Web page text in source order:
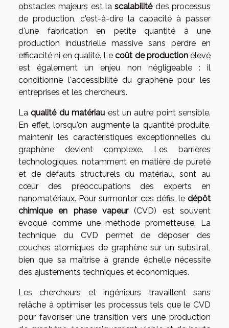
obstacles majeurs est lascalabilitédes processus
de production, c'est-à-dire la capacité à passer
d'une fabrication en petite quantité à une
production industrielle massive sans perdre en
efficacité ni en qualité. Lecoût de productionélevé
est également un enjeu non négligeable : il
conditionne l'accessibilité du graphène pour les
entreprises et les chercheurs.
Laqualité du matériau est un autre point sensible.
En effet, lorsqu'on augmente la quantité produite,
maintenir les caractéristiques exceptionnelles du
graphène devient complexe. Les barrières
technologiques, notamment en matière de pureté
et de défauts structurels du matériau, sont au
cœur des préoccupations des experts en
nanomatériaux. Pour surmonter ces défis, le dépôt
chimique en phase vapeur(CVD) est souvent
évoqué comme une méthode prometteuse. La
technique du CVD permet de déposer des
couches atomiques de graphène sur un substrat,
bien que sa maîtrise à grande échelle nécessite
des ajustements techniques et économiques.
Les chercheurs et ingénieurs travaillent sans
relâche à optimiser les processus tels que le CVD
pour favoriser une transition vers une production